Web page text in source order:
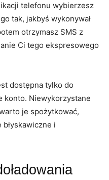
telefonu wybierzesz
tak, jakbyś wykonywał
otrzymasz SMS z
Ci tego ekspresowego
dostępna tylko do
konto. Niewykorzystane
je spożytkować,
i